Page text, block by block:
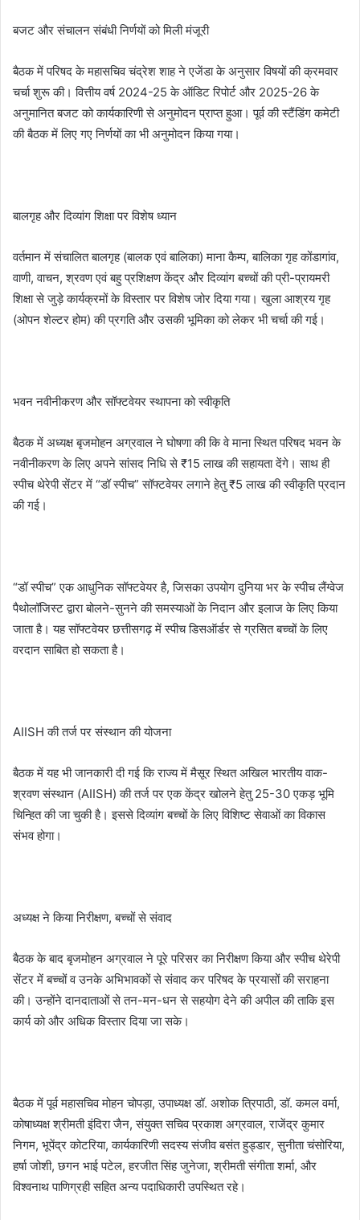
बजट और संचालन संबंधी निर्णयों को मिली मंजूरी
बैठक में परिषद के महासचिव चंद्रेश शाह ने एजेंडा के अनुसार विषयों की क्रमवार
चर्चा शुरू की। वित्तीय वर्ष 2024-25 के ऑडिट रिपोर्ट और 2025-26 के
अनुमानित बजट को कार्यकारिणी से अनुमोदन प्राप्त हुआ। पूर्व की स्टैंडिंग कमेटी
की बैठक में लिए गए निर्णयों का भी अनुमोदन किया गया।
बालगृह और दिव्यांग शिक्षा पर विशेष ध्यान
वर्तमान में संचालित बालगृह (बालक एवं बालिका) माना कैम्प, बालिका गृह कोंडागांव,
वाणी, वाचन, श्रवण एवं बहु प्रशिक्षण केंद्र और दिव्यांग बच्चों की प्री-प्रायमरी
शिक्षा से जुड़े कार्यक्रमों के विस्तार पर विशेष जोर दिया गया। खुला आश्रय गृह
(ओपन शेल्टर होम) की प्रगति और उसकी भूमिका को लेकर भी चर्चा की गई।
भवन नवीनीकरण और सॉफ्टवेयर स्थापना को स्वीकृति
बैठक में अध्यक्ष बृजमोहन अग्रवाल ने घोषणा की कि वे माना स्थित परिषद भवन के
नवीनीकरण के लिए अपने सांसद निधि से ₹15 लाख की सहायता देंगे। साथ ही
स्पीच थेरेपी सेंटर में “डॉ स्पीच” सॉफ्टवेयर लगाने हेतु ₹5 लाख की स्वीकृति प्रदान
की गई।
“डॉ स्पीच” एक आधुनिक सॉफ्टवेयर है, जिसका उपयोग दुनिया भर के स्पीच लैंग्वेज
पैथोलॉजिस्ट द्वारा बोलने-सुनने की समस्याओं के निदान और इलाज के लिए किया
जाता है। यह सॉफ्टवेयर छत्तीसगढ़ में स्पीच डिसऑर्डर से ग्रसित बच्चों के लिए
वरदान साबित हो सकता है।
AIISH की तर्ज पर संस्थान की योजना
बैठक में यह भी जानकारी दी गई कि राज्य में मैसूर स्थित अखिल भारतीय वाक-
श्रवण संस्थान (AIISH) की तर्ज पर एक केंद्र खोलने हेतु 25-30 एकड़ भूमि
चिन्हित की जा चुकी है। इससे दिव्यांग बच्चों के लिए विशिष्ट सेवाओं का विकास
संभव होगा।
अध्यक्ष ने किया निरीक्षण, बच्चों से संवाद
बैठक के बाद बृजमोहन अग्रवाल ने पूरे परिसर का निरीक्षण किया और स्पीच थेरेपी
सेंटर में बच्चों व उनके अभिभावकों से संवाद कर परिषद के प्रयासों की सराहना
की। उन्होंने दानदाताओं से तन-मन-धन से सहयोग देने की अपील की ताकि इस
कार्य को और अधिक विस्तार दिया जा सके।
बैठक में पूर्व महासचिव मोहन चोपड़ा, उपाध्यक्ष डॉ. अशोक त्रिपाठी, डॉ. कमल वर्मा,
कोषाध्यक्ष श्रीमती इंदिरा जैन, संयुक्त सचिव प्रकाश अग्रवाल, राजेंद्र कुमार
निगम, भूपेंद्र कोटरिया, कार्यकारिणी सदस्य संजीव बसंत हुड्डार, सुनीता चंसोरिया,
हर्षा जोशी, छगन भाई पटेल, हरजीत सिंह जुनेजा, श्रीमती संगीता शर्मा, और
विश्वनाथ पाणिग्रही सहित अन्य पदाधिकारी उपस्थित रहे।